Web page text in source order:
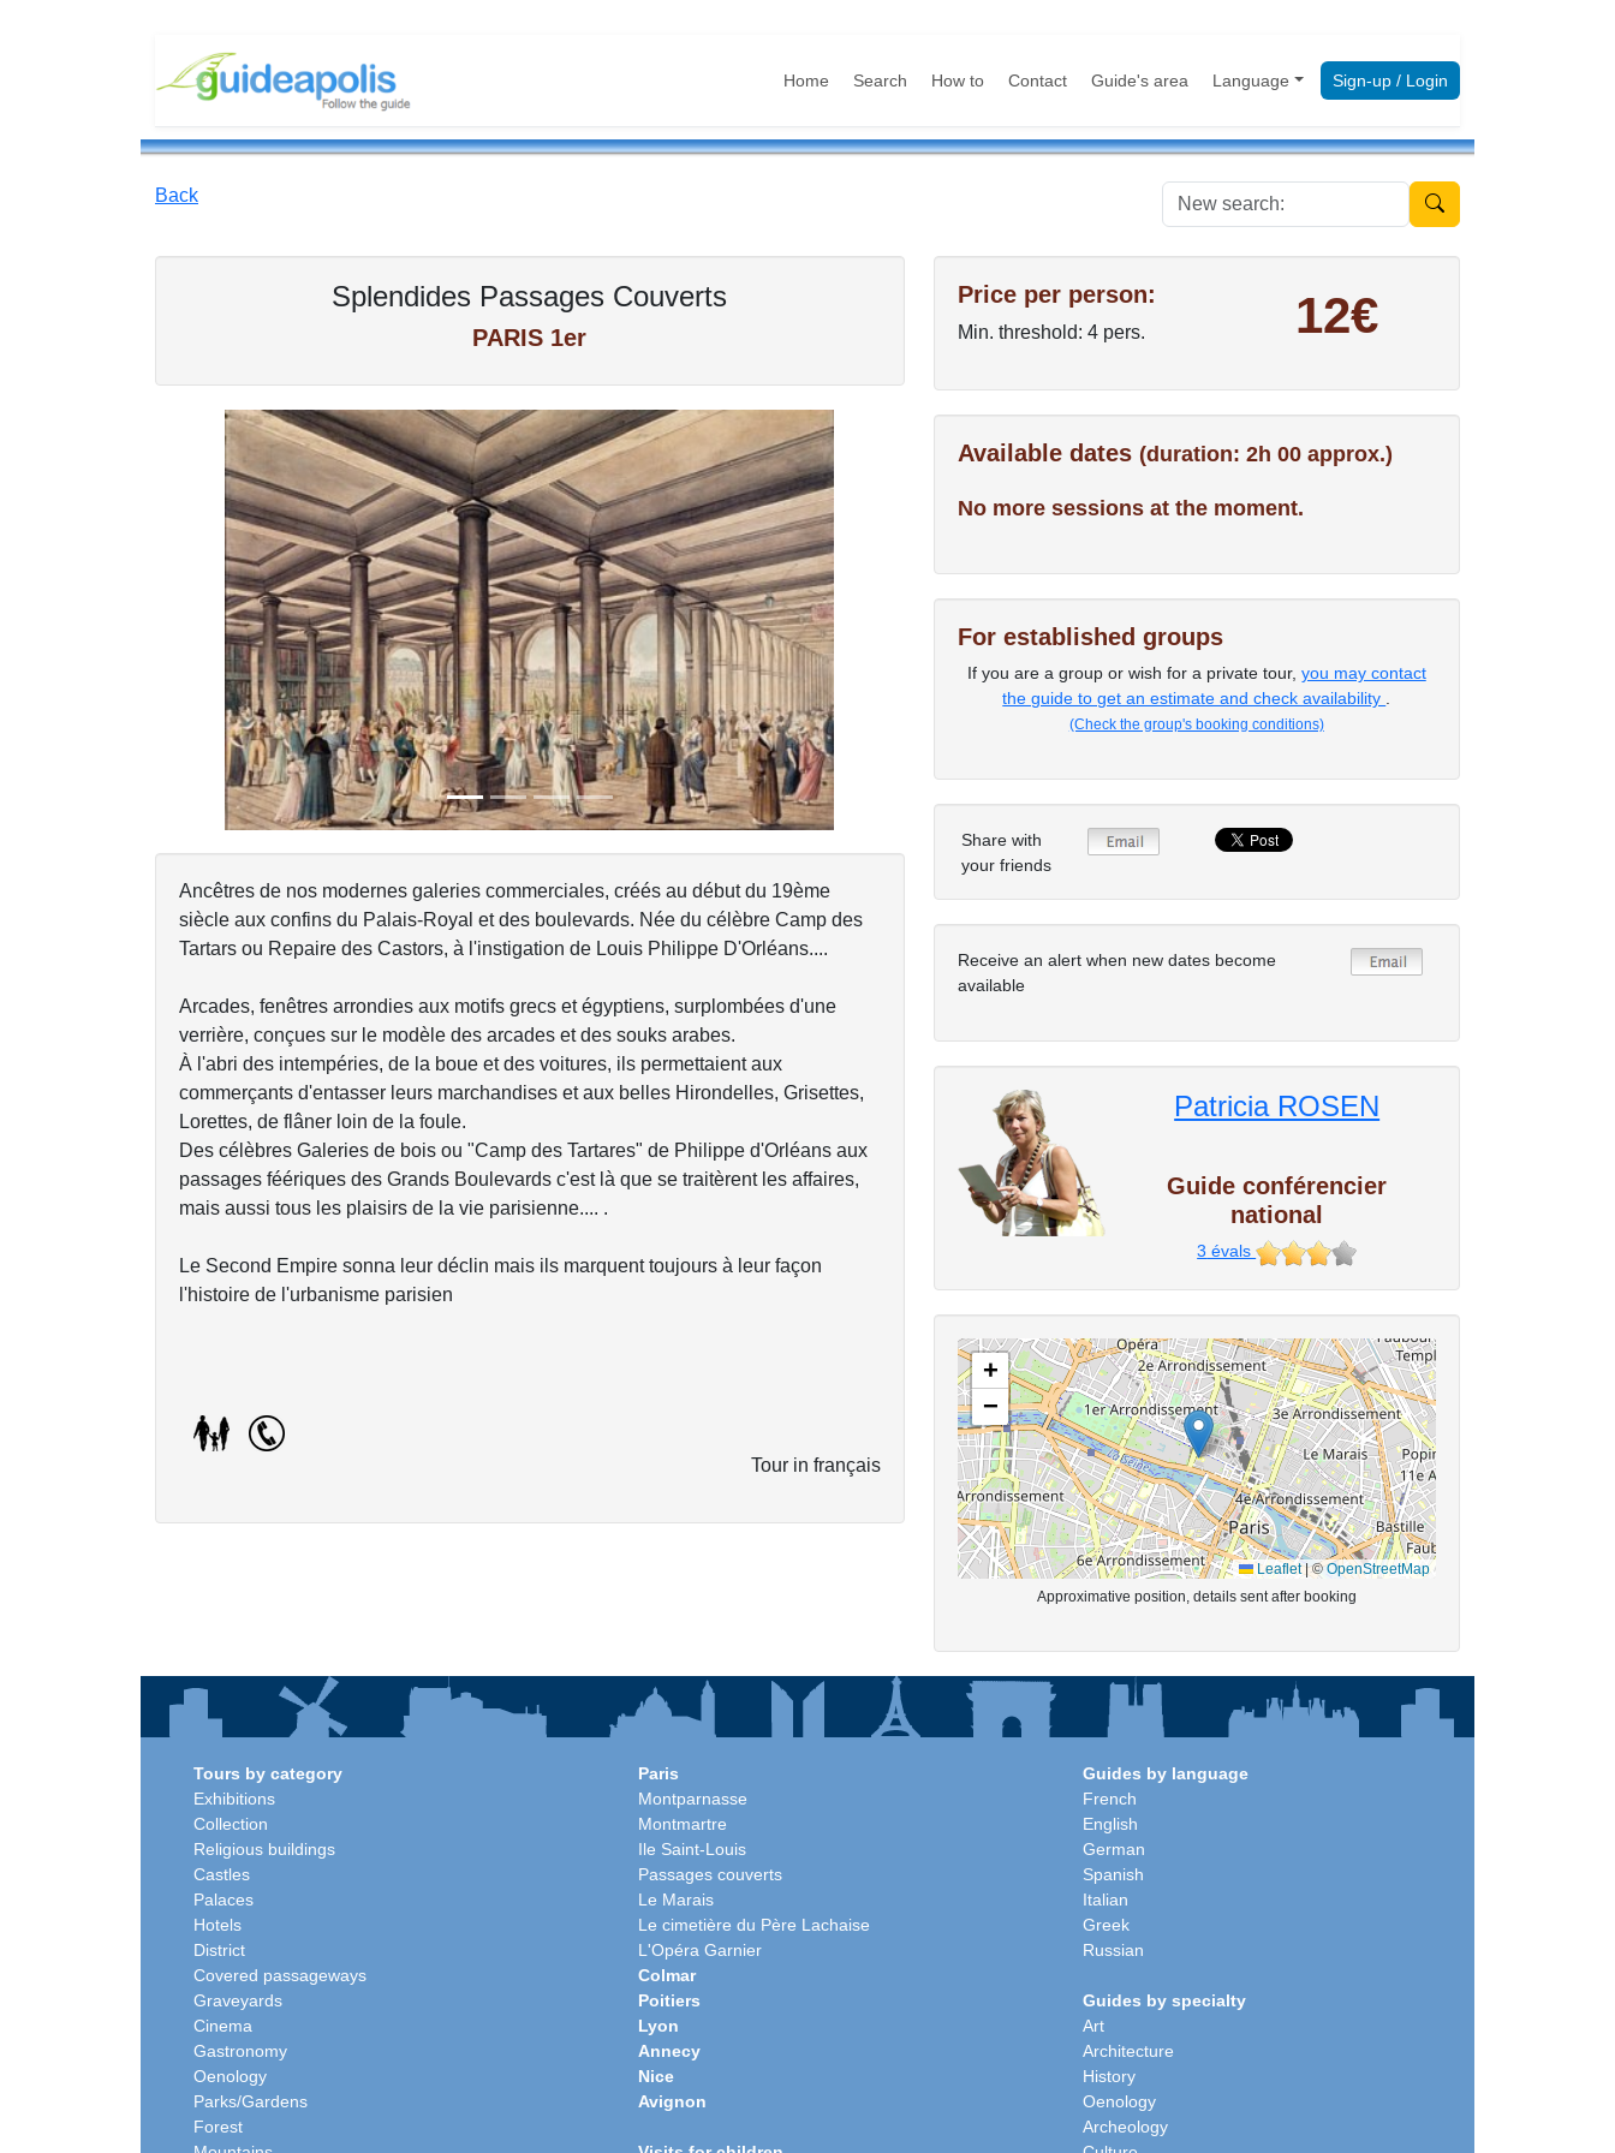
Home Search How to Contact Guide's area Language Sign-up / Login
Back New search:
Splendides Passages Couverts
PARIS 1er
Previous
Ancêtres de nos modernes galeries commerciales, créés au début du 19ème
siècle aux confins du Palais-Royal et des boulevards. Née du célèbre Camp des
Tartars ou Repaire des Castors, à l'instigation de Louis Philippe D'Orléans....
Arcades, fenêtres arrondies aux motifs grecs et égyptiens, surplombées d'une
verrière, conçues sur le modèle des arcades et des souks arabes.
À l'abri des intempéries, de la boue et des voitures, ils permettaient aux
commerçants d'entasser leurs marchandises et aux belles Hirondelles, Grisettes,
Lorettes, de flâner loin de la foule.
Des célèbres Galeries de bois ou "Camp des Tartares" de Philippe d'Orléans aux
passages féériques des Grands Boulevards c'est là que se traitèrent les affaires,
mais aussi tous les plaisirs de la vie parisienne.... .
Le Second Empire sonna leur déclin mais ils marquent toujours à leur façon
l'histoire de l'urbanisme parisien
Tour in français
Price per person:
Min. threshold: 4 pers. 12€
Available dates (duration: 2h 00 approx.)
No more sessions at the moment.
For established groups
If you are a group or wish for a private tour, you may contact
the guide to get an estimate and check availability
(Check the group's booking conditions)
Share with
your friends
Receive an alert when new dates become
available
Patricia ROSEN
Guide conférencier
national
3 évals
+
−
Leaflet |©OpenStreetMap
Approximative position, details sent after booking
Tours by category
Exhibitions
Collection
Religious buildings
Castles
Palaces
Hotels
District
Covered passageways
Graveyards
Cinema
Gastronomy
Oenology
Parks/Gardens
Forest
Paris
Montparnasse
Montmartre
Ile Saint-Louis
Passages couverts
Le Marais
Le cimetière du Père Lachaise
L'Opéra Garnier
Colmar
Poitiers
Lyon
Annecy
Nice
Avignon
Guides by language
French
English
German
Spanish
Italian
Greek
Russian
Guides by specialty
Art
Architecture
History
Oenology
Archeology